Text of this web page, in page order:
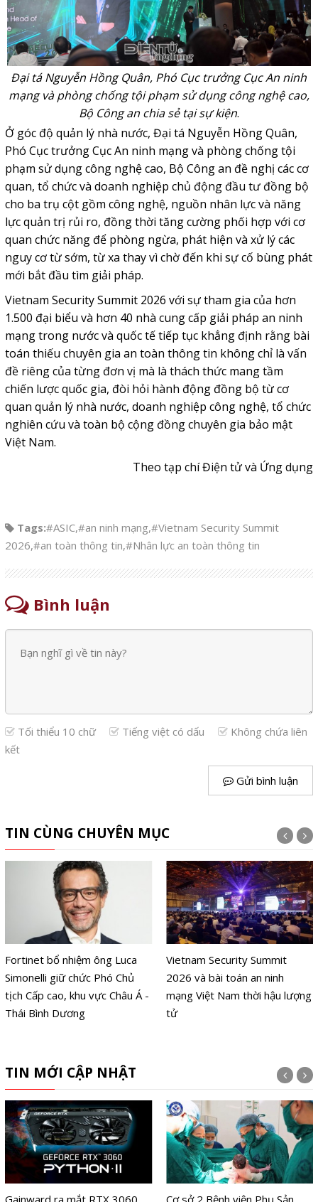
Đại tá Nguyễn Hồng Quân, Phó Cục trưởng Cục An ninh
mạng và phòng chống tội phạm sử dụng công nghệ cao,
Bộ Công an chia sẻ tại sự kiện.
Ở góc độ quản lý nhà nước, Đại tá Nguyễn Hồng Quân,
Phó Cục trưởng Cục An ninh mạng và phòng chống tội
phạm sử dụng công nghệ cao, Bộ Công an đề nghị các cơ
quan, tổ chức và doanh nghiệp chủ động đầu tư đồng bộ
cho ba trụ cột gồm công nghệ, nguồn nhân lực và năng
lực quản trị rủi ro, đồng thời tăng cường phối hợp với cơ
quan chức năng để phòng ngừa, phát hiện và xử lý các
nguy cơ từ sớm, từ xa thay vì chờ đến khi sự cố bùng phát
mới bắt đầu tìm giải pháp.
Vietnam Security Summit 2026 với sự tham gia của hơn
1.500 đại biểu và hơn 40 nhà cung cấp giải pháp an ninh
mạng trong nước và quốc tế tiếp tục khẳng định rằng bài
toán thiếu chuyên gia an toàn thông tin không chỉ là vấn
đề riêng của từng đơn vị mà là thách thức mang tầm
chiến lược quốc gia, đòi hỏi hành động đồng bộ từ cơ
quan quản lý nhà nước, doanh nghiệp công nghệ, tổ chức
nghiên cứu và toàn bộ cộng đồng chuyên gia bảo mật
Việt Nam.
Theo tạp chí Điện tử và Ứng dụng
Tags:#ASIC,#an ninh mạng,#Vietnam Security Summit
2026,#an toàn thông tin,#Nhân lực an toàn thông tin
Bình luận
Tối thiểu 10 chữ Tiếng việt có dấu
Không chứa liên
kết
Gửi bình luận
TIN CÙNG CHUYÊN MỤC
Fortinet bổ nhiệm ông Luca
Simonelli giữ chức Phó Chủ
tịch Cấp cao, khu vực Châu Á -
Thái Bình Dương
Vietnam Security Summit
2026 và bài toán an ninh
mạng Việt Nam thời hậu lượng
tử
TIN MỚI CẬP NHẬT